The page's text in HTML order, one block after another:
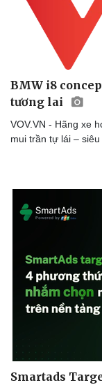
BMW i8
tương lai
VOV.VN - Hãng xe
mui trần tự lái –
Smartads